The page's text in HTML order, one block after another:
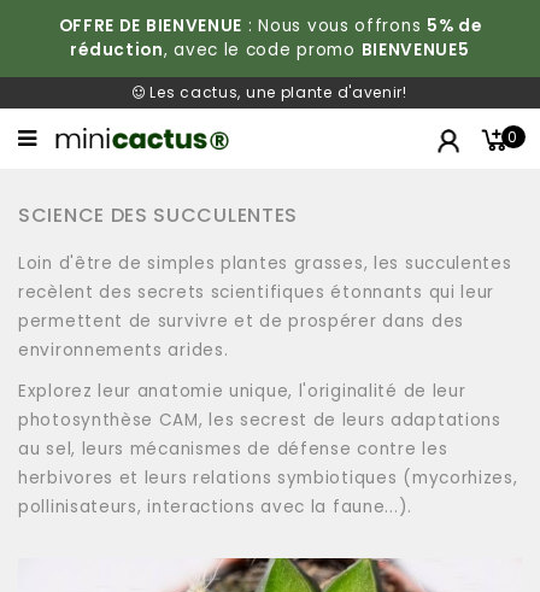
OFFRE DE BIENVENUE : Nous vous offrons 5% de
réduction, avec le code promo BIENVENUE5
Les cactus, une plante d'avenir!
0
SCIENCE DES SUCCULENTES
Loin d'être de simples plantes grasses, les succulentes
recèlent des secrets scientifiques étonnants qui leur
permettent de survivre et de prospérer dans des
environnements arides.
Explorez leur anatomie unique, l'originalité de leur
photosynthèse CAM, les secrest de leurs adaptations
au sel, leurs mécanismes de défense contre les
herbivores et leurs relations symbiotiques (mycorhizes,
pollinisateurs, interactions avec la faune...).